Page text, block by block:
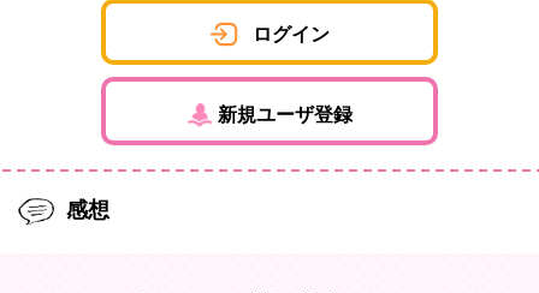
ログイン
新規ユーザ登録
感想